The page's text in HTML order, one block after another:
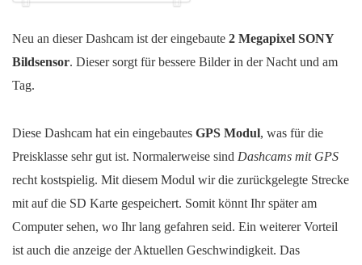
Neu an dieser Dashcam ist der eingebaute 2 Megapixel SONY
Bildsensor. Dieser sorgt für bessere Bilder in der Nacht und am
Tag.
Diese Dashcam hat ein eingebautes GPS Modul, was für die
Preisklasse sehr gut ist. Normalerweise sind Dashcams mit GPS
recht kostspielig. Mit diesem Modul wir die zurückgelegte Strecke
mit auf die SD Karte gespeichert. Somit könnt Ihr später am
Computer sehen, wo Ihr lang gefahren seid. Ein weiterer Vorteil
ist auch die anzeige der Aktuellen Geschwindigkeit. Das